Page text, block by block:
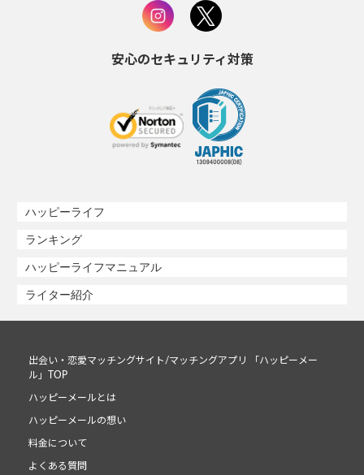
安心のセキュリティ対策
ハッピーライフ
ランキング
ハッピーライフマニュアル
ライター紹介
出会い・恋愛マッチングサイト/マッチングアプリ 「ハッピーメー
ル」TOP
ハッピーメールとは
ハッピーメールの想い
料金について
よくある質問